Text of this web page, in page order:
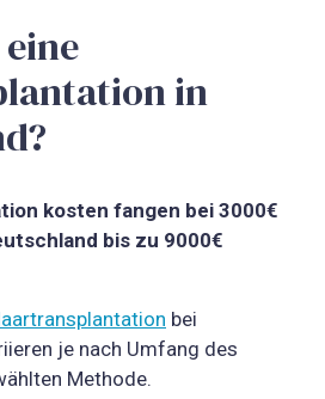
in
kosten fangen bei 3000€
bis zu 9000€
bei
je nach Umfang des
Methode.